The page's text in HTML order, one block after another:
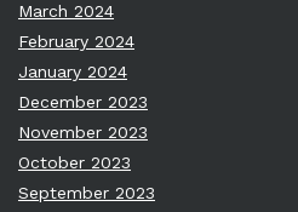
March 2024
February 2024
January 2024
December 2023
November 2023
October 2023
September 2023